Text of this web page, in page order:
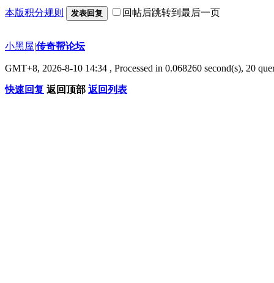
本版积分规则 发表回复 回帖后跳转到最后一页
小黑屋|传奇帮论坛
GMT+8, 2026-8-10 14:34 , Processed in 0.068260 second(s), 20
快速回复 返回顶部 返回列表